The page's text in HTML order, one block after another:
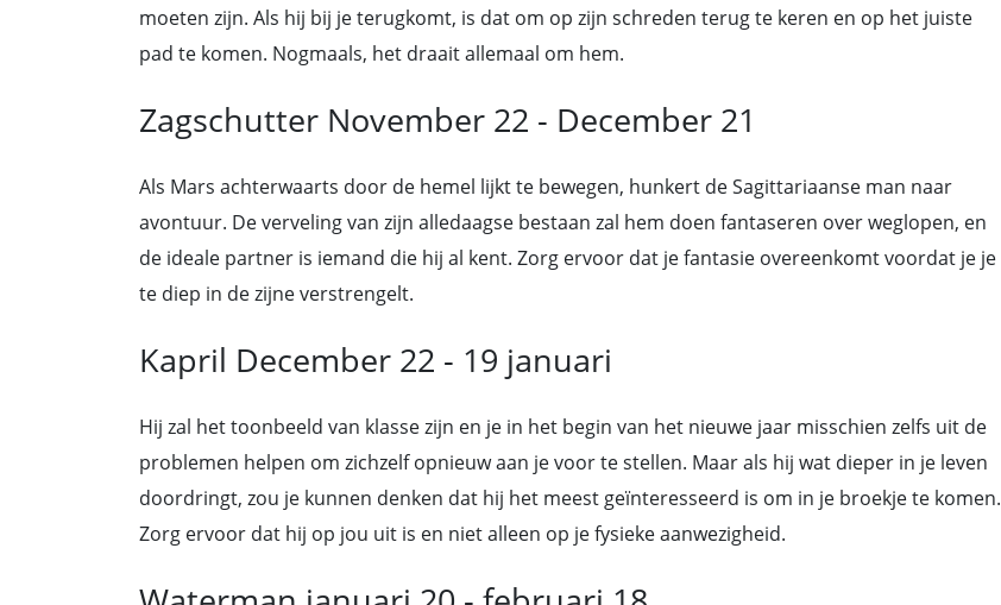
moeten zijn. Als hij bij je terugkomt, is dat om op zijn schreden terug te keren en op het juiste
pad te komen. Nogmaals, het draait allemaal om hem.
Zagschutter November 22 - December 21
Als Mars achterwaarts door de hemel lijkt te bewegen, hunkert de Sagittariaanse man naar
avontuur. De verveling van zijn alledaagse bestaan zal hem doen fantaseren over weglopen, en
de ideale partner is iemand die hij al kent. Zorg ervoor dat je fantasie overeenkomt voordat je je
te diep in de zijne verstrengelt.
Kapril December 22 - 19 januari
Hij zal het toonbeeld van klasse zijn en je in het begin van het nieuwe jaar misschien zelfs uit de
problemen helpen om zichzelf opnieuw aan je voor te stellen. Maar als hij wat dieper in je leven
doordringt, zou je kunnen denken dat hij het meest geïnteresseerd is om in je broekje te komen.
Zorg ervoor dat hij op jou uit is en niet alleen op je fysieke aanwezigheid.